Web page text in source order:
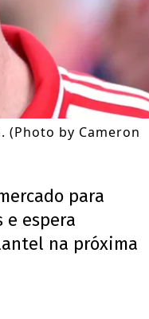
(Photo by Cameron
para
espera
na próxima